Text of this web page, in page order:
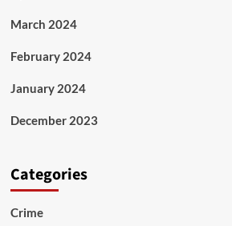
March 2024
February 2024
January 2024
December 2023
Categories
Crime